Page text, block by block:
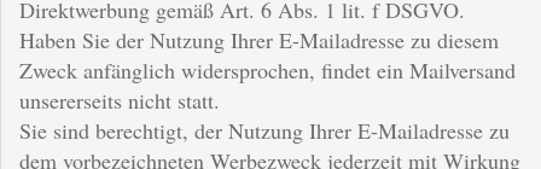
Direktwerbung gemäß Art. 6 Abs. 1 lit. f DSGVO.
Haben Sie der Nutzung Ihrer E-Mailadresse zu diesem
Zweck anfänglich widersprochen, findet ein Mailversand
unsererseits nicht statt.
Sie sind berechtigt, der Nutzung Ihrer E-Mailadresse zu
dem vorbezeichneten Werbezweck jederzeit mit Wirkung